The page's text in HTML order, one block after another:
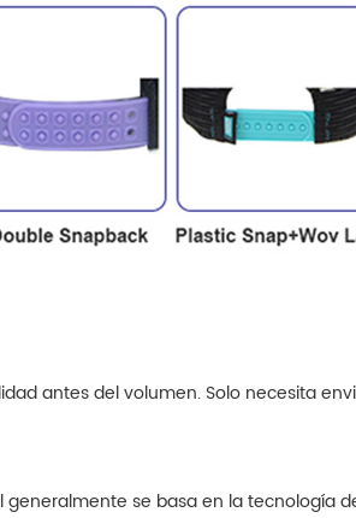
antes del volumen. Solo necesita
se basa en la